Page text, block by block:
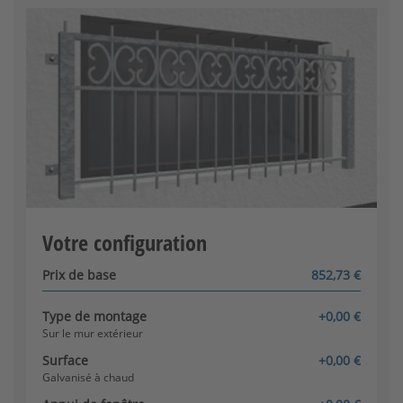
Sur l’encadrement de la
Galvanisé à chaud +
revêtement de couleur mate
[+169,46 € par m²]
Galvanisé à chaud +
revêtement de couleur
[+338,86 € par m²]
Largeur de l’intrados:
mm
Plage admissible : 400 - 1000
Votre configuration
Prix de base 852,73 €
Type de montage +0,00 €
Sur le mur extérieur
Surface +0,00 €
Galvanisé à chaud
Le configurateur est chargé.